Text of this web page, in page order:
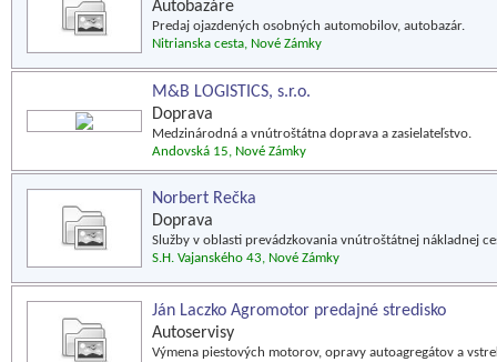
Autobazáre
Predaj ojazdených osobných automobilov, autobazár.
Nitrianska cesta, Nové Zámky
M&B LOGISTICS, s.r.o.
Doprava
Medzinárodná a vnútroštátna doprava a zasielateľstvo.
Andovská 15, Nové Zámky
Norbert Rečka
Doprava
Služby v oblasti prevádzkovania vnútroštátnej nákladnej
S.H. Vajanského 43, Nové Zámky
Ján Laczko Agromotor predajné stredisko
Autoservisy
Výmena piestových motorov, opravy autoagregátov a